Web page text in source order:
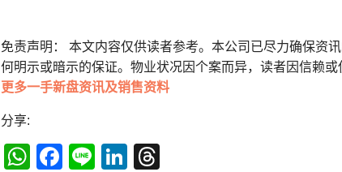
免责声明： 本文内容仅供读者参考。本公司已尽力确保资
何明示或暗示的保证。物业状况因个案而异，读者因信赖
更多一手新盘资讯及销售资料
分享:
WhatsApp
Facebook
LineLinkedIn